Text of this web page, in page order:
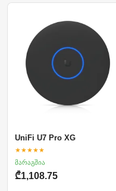
UniFi U7 Pro XG
★★★★★
მარაგშია
₾1,108.75